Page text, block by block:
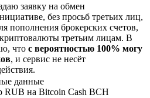
заявку на обмен
без просьб третьих лиц,
пополнения брокерских счетов,
третьим лицам. В
что с вероятностью 100% могу
, и сервис не несёт
данные
на Bitcoin Cash BCH